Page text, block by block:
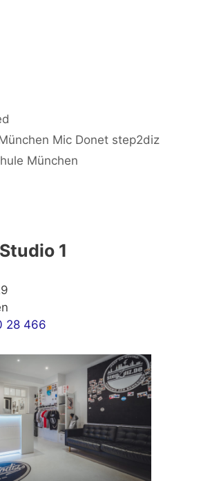
Mic Donet step2diz
München
1
28 466